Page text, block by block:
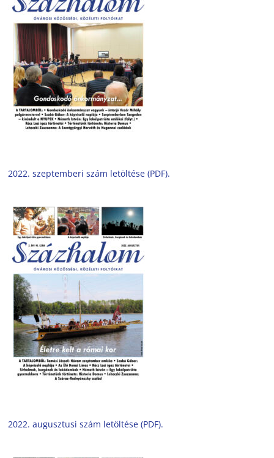
2022. szeptemberi szám letöltése (PDF).
2022. augusztusi szám letöltése (PDF).